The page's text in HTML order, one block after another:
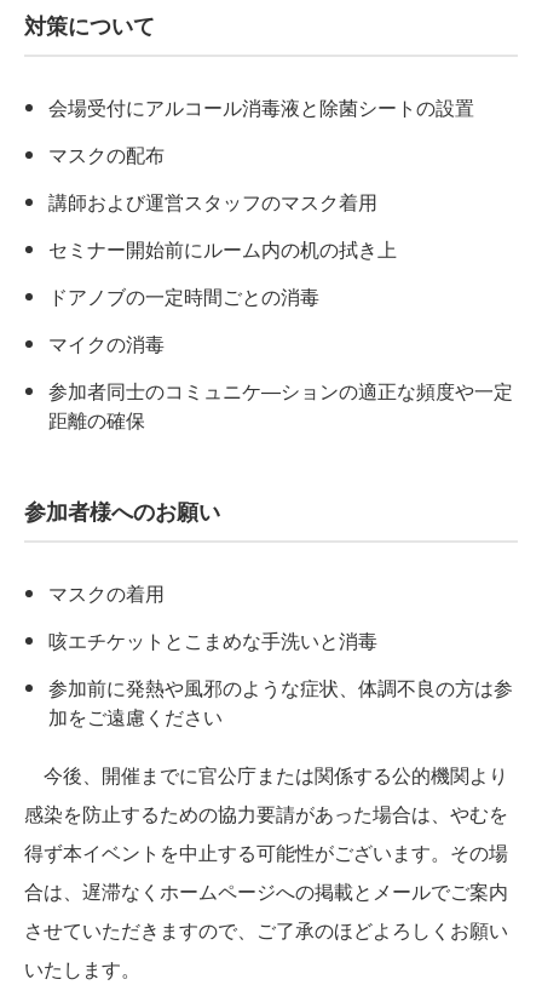
対策について
会場受付にアルコール消毒液と除菌シートの設置
マスクの配布
講師および運営スタッフのマスク着用
セミナー開始前にルーム内の机の拭き上
ドアノブの一定時間ごとの消毒
マイクの消毒
参加者同士のコミュニケ―ションの適正な頻度や一定
距離の確保
参加者様へのお願い
マスクの着用
咳エチケットとこまめな手洗いと消毒
参加前に発熱や風邪のような症状、体調不良の方は参
加をご遠慮ください
今後、開催までに官公庁または関係する公的機関より
感染を防止するための協力要請があった場合は、やむを
得ず本イベントを中止する可能性がございます。その場
合は、遅滞なくホームページへの掲載とメールでご案内
させていただきますので、ご了承のほどよろしくお願い
いたします。